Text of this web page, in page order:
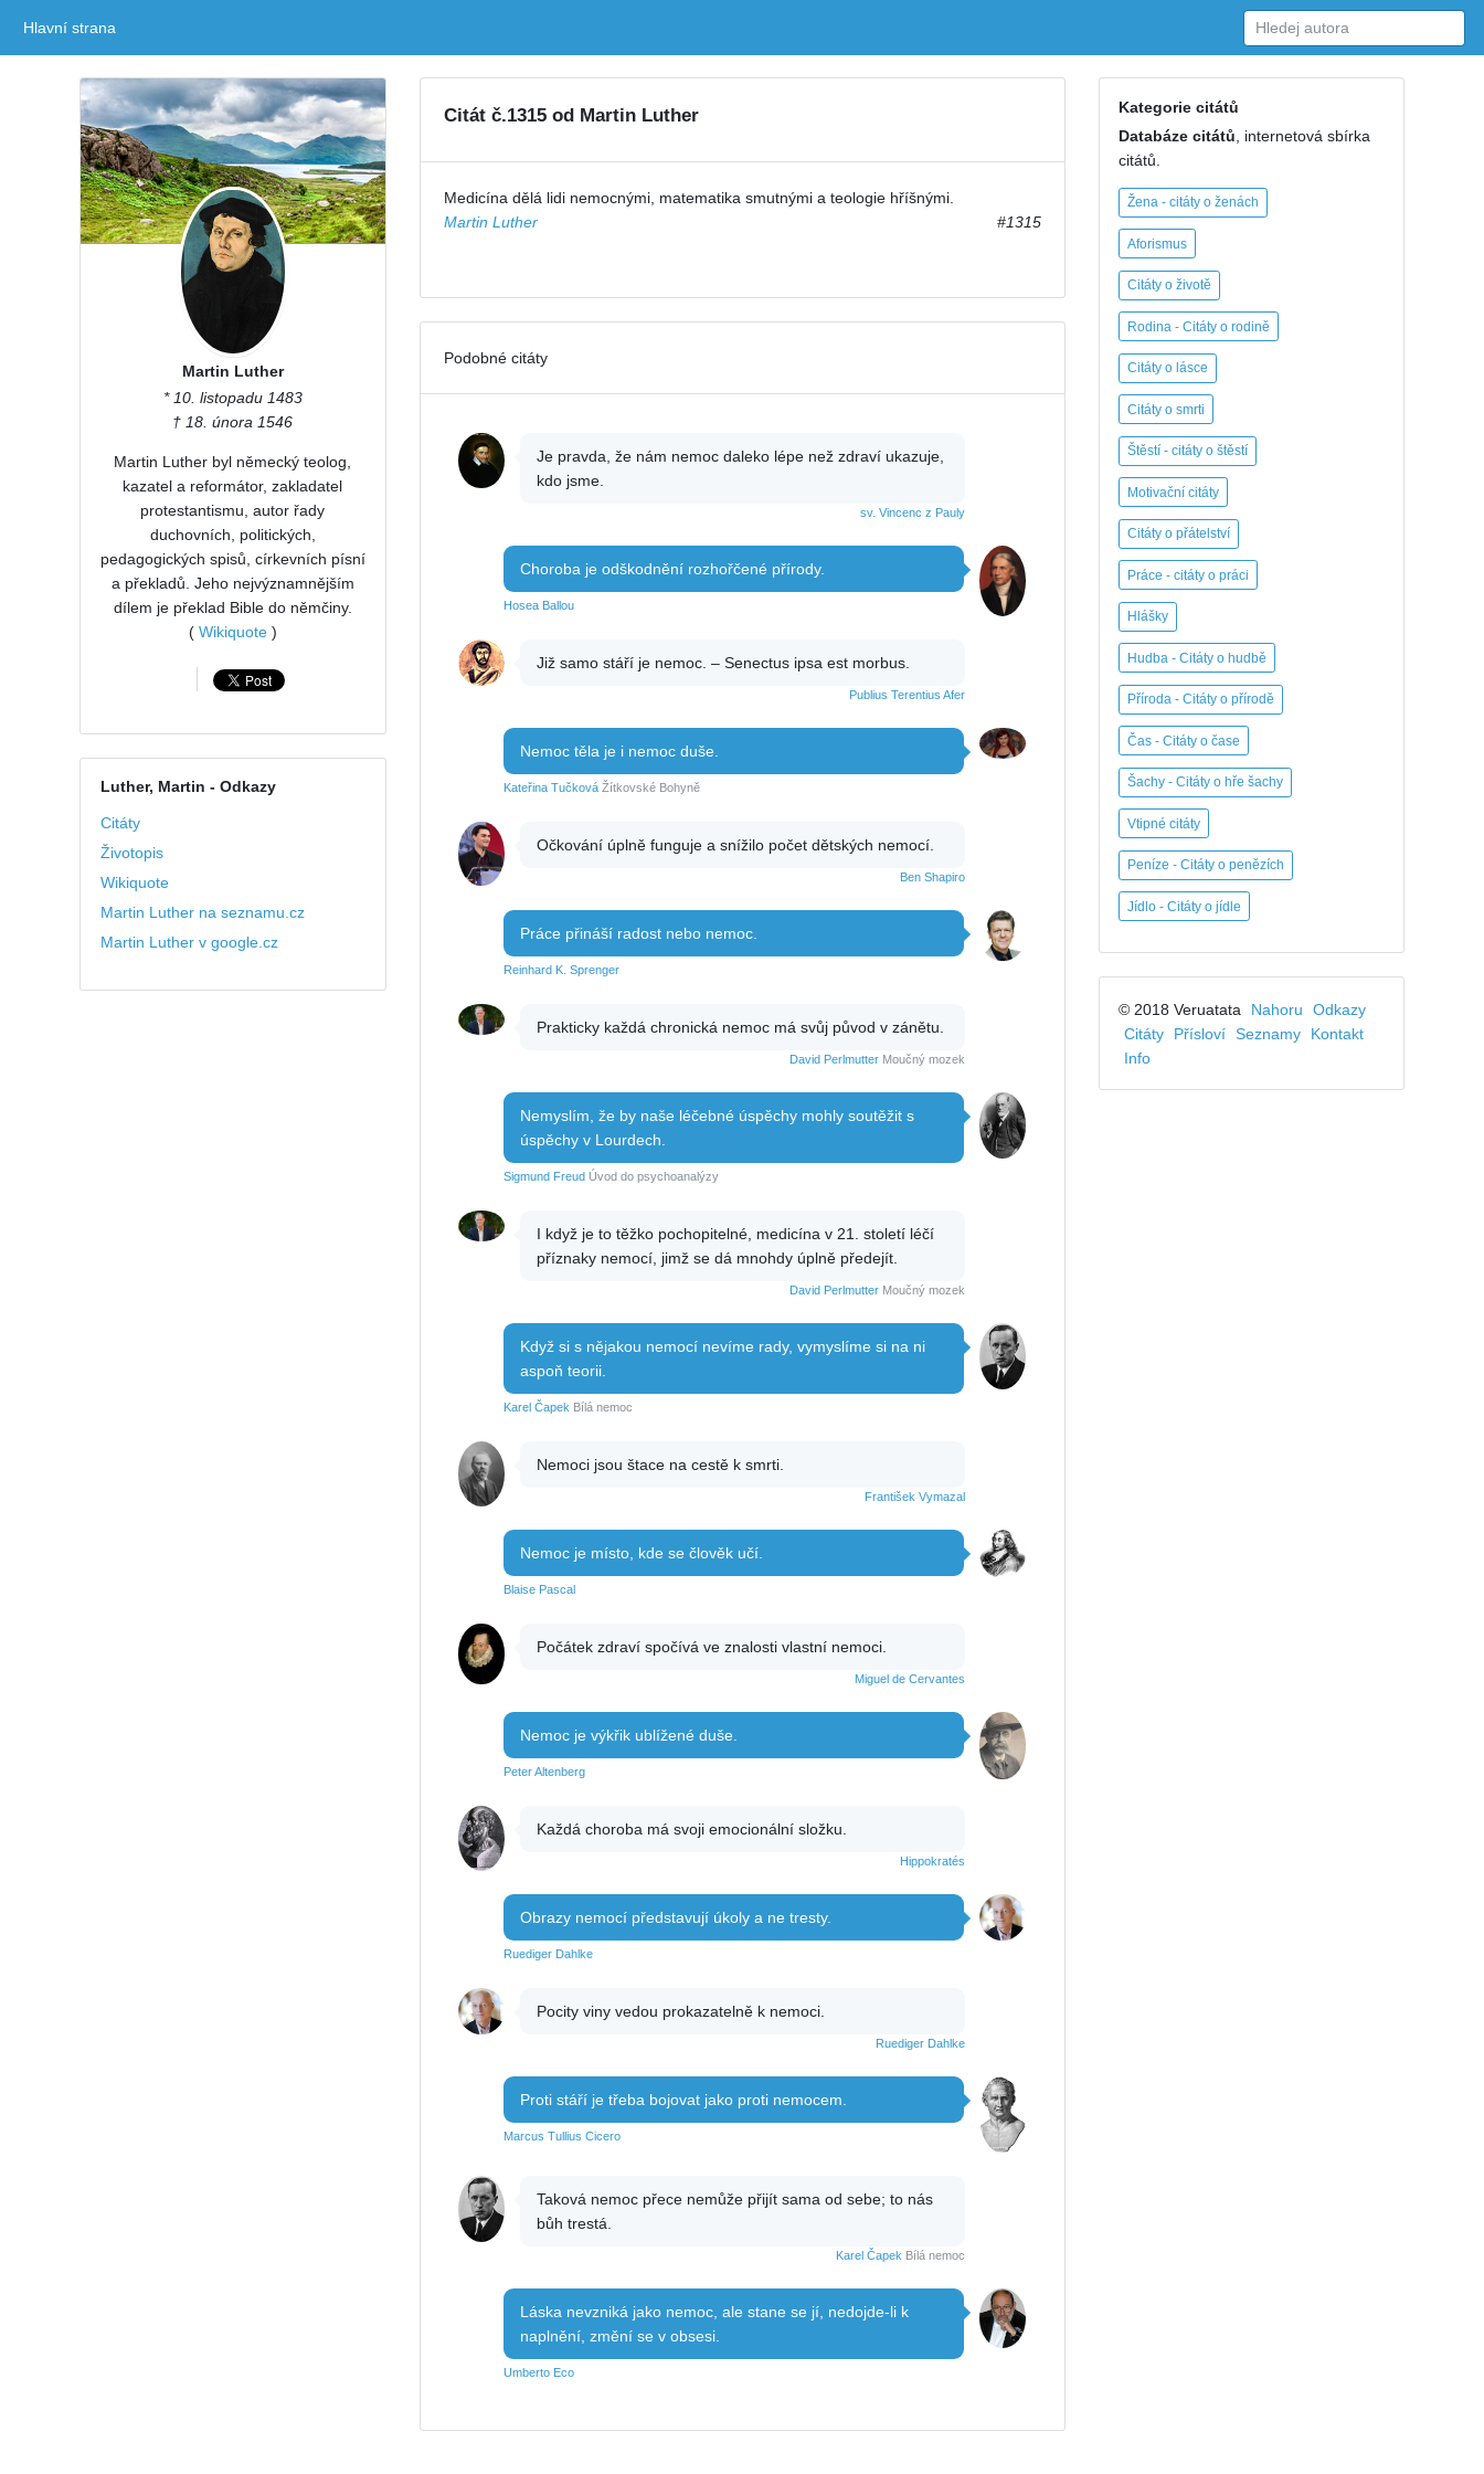
Hlavní strana
Martin Luther
* 10. listopadu 1483
† 18. února 1546
Martin Luther byl německý teolog,
kazatel a reformátor, zakladatel
protestantismu, autor řady
duchovních, politických,
pedagogických spisů, církevních písní
a překladů. Jeho nejvýznamnějším
dílem je překlad Bible do němčiny.
( Wikiquote)
Luther, Martin - Odkazy
Citáty
Životopis
Wikiquote
Martin Luther na seznamu.cz
Martin Luther v google.cz
Citát č.1315 od Martin Luther
Medicína dělá lidi nemocnými, matematika smutnými a teologie hříšnými.
Martin Luther
#1315
Podobné citáty
Je pravda, že nám nemoc daleko lépe než zdraví ukazuje,
kdo jsme.
sv. Vincenc z Pauly
Choroba je odškodnění rozhořčené přírody.
Hosea Ballou
Již samo stáří je nemoc. – Senectus ipsa est morbus.
Publius Terentius Afer
Nemoc těla je i nemoc duše.
Kateřina TučkováŽítkovské Bohyně
Očkování úplně funguje a snížilo počet dětských nemocí.
Ben Shapiro
Práce přináší radost nebo nemoc.
Reinhard K. Sprenger
Prakticky každá chronická nemoc má svůj původ v zánětu.
David PerlmutterMoučný mozek
Nemyslím, že by naše léčebné úspěchy mohly soutěžit s
úspěchy v Lourdech.
Sigmund FreudÚvod do psychoanalýzy
I když je to těžko pochopitelné, medicína v 21. století léčí
příznaky nemocí, jimž se dá mnohdy úplně předejít.
David PerlmutterMoučný mozek
Když si s nějakou nemocí nevíme rady, vymyslíme si na ni
aspoň teorii.
Karel Čapek Bílá nemoc
Nemoci jsou štace na cestě k smrti.
František Vymazal
Nemoc je místo, kde se člověk učí.
Blaise Pascal
Počátek zdraví spočívá ve znalosti vlastní nemoci.
Miguel de Cervantes
Nemoc je výkřik ublížené duše.
Peter Altenberg
Každá choroba má svoji emocionální složku.
Hippokratés
Obrazy nemocí představují úkoly a ne tresty.
Ruediger Dahlke
Pocity viny vedou prokazatelně k nemoci.
Ruediger Dahlke
Proti stáří je třeba bojovat jako proti nemocem.
Marcus Tullius Cicero
Taková nemoc přece nemůže přijít sama od sebe; to nás
bůh trestá.
Karel Čapek Bílá nemoc
Láska nevzniká jako nemoc, ale stane se jí, nedojde-li k
naplnění, změní se v obsesi.
Umberto Eco
Kategorie citátů
Databáze citátů , internetová sbírka
citátů.
Žena - citáty o ženách
Aforismus
Citáty o životě
Rodina - Citáty o rodině
Citáty o lásce
Citáty o smrti
Štěstí - citáty o štěstí
Motivační citáty
Citáty o přátelství
Práce - citáty o práci
Hlášky
Hudba - Citáty o hudbě
Příroda - Citáty o přírodě
Čas - Citáty o čase
Šachy - Citáty o hře šachy
Vtipné citáty
Peníze - Citáty o penězích
Jídlo - Citáty o jídle
© 2018 Veruatata Nahoru
Odkazy
Citáty
Přísloví Seznamy
Kontakt
Info